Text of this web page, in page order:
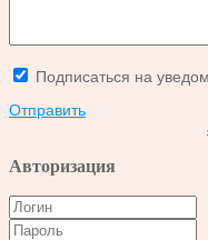
Подписаться на
Отправить
Авторизация